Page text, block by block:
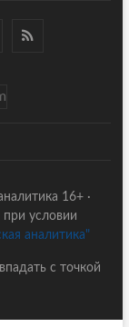
16+ ·
при условии
аналитика"
с точкой